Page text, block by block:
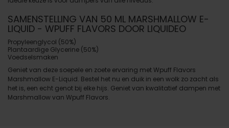
SAMENSTELLING VAN 50 ML MARSHMALLOW E-
LIQUID - WPUFF FLAVORS DOOR LIQUIDEO
Propyleenglycol (50%)
Plantaardige Glycerine (50%)
Voedselsmaken
Geniet van deze soepele en zoete ervaring met Wpuff Flavors
Marshmallow E-Liquid. Bestel het nu en duik in een wolk zo zacht als
het is, een echt genot bij elke hijs. Geniet van kwalitatief dampen met
Marshmallow van Wpuff Flavors.